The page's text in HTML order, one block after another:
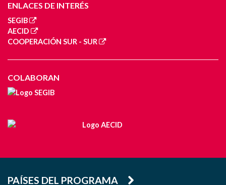
ENLACES DE INTERÉS
SEGIB
AECID
COOPERACIÓN SUR - SUR
COLABORAN
PAÍSES DEL PROGRAMA